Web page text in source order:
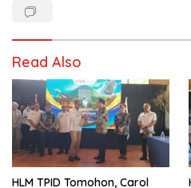
Read Also
HLM TPID Tomohon, Carol